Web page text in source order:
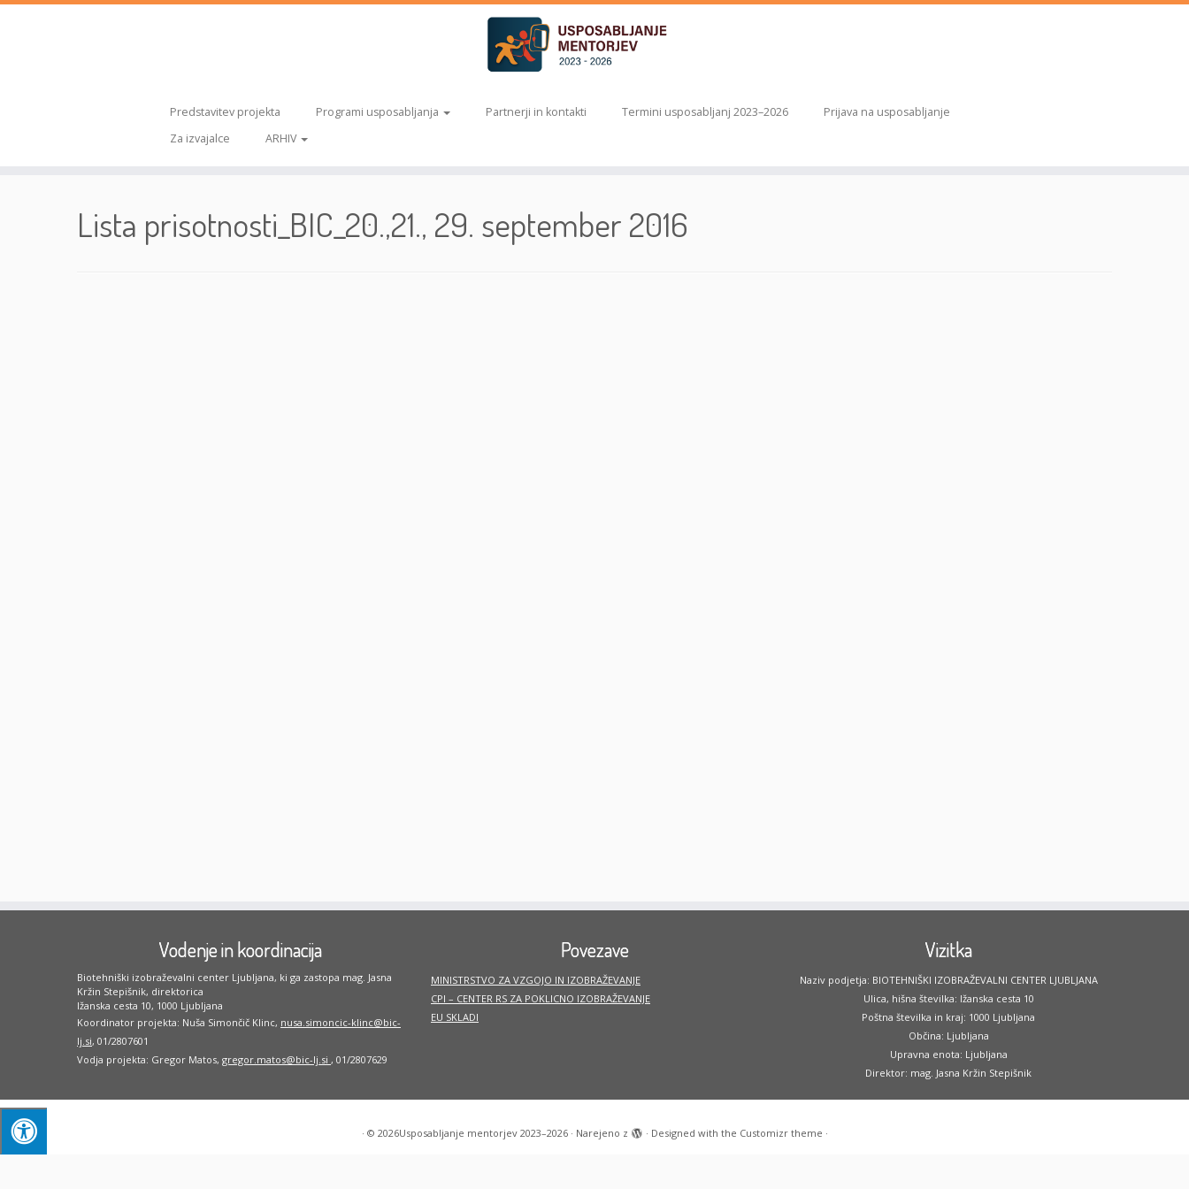
Predstavitev projekta Programi usposabljanja Partnerji in kontakti Termini usposabljanj 2023–2026
Prijava na usposabljanje
Za izvajalce
ARHIV
Lista prisotnosti_BIC_20.,21., 29. september 2016
Vodenje in koordinacija
Biotehniški izobraževalni center Ljubljana, ki ga zastopa mag. Jasna
Kržin Stepišnik, direktorica
Ižanska cesta 10, 1000 Ljubljana
Koordinator projekta: Nuša Simončič Klinc, nusa.simoncic-klinc@bic-
lj.si, 01/2807601
Vodja projekta: Gregor Matos, gregor.matos@bic-lj.si , 01/2807629
Povezave
MINISTRSTVO ZA VZGOJO IN IZOBRAŽEVANJE
CPI – CENTER RS ZA POKLICNO IZOBRAŽEVANJE
EU SKLADI
Vizitka
Naziv podjetja: BIOTEHNIŠKI IZOBRAŽEVALNI CENTER LJUBLJANA
Ulica, hišna številka: Ižanska cesta 10
Poštna številka in kraj: 1000 Ljubljana
Občina: Ljubljana
Upravna enota: Ljubljana
Direktor: mag. Jasna Kržin Stepišnik
· © 2026Usposabljanje mentorjev 2023–2026· Narejeno z · Designed with the Customizr theme ·